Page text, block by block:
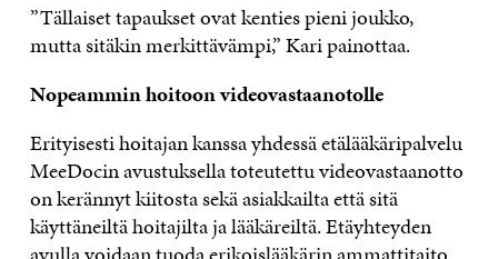
”Tällaiset tapaukset ovat kenties pieni joukko,
mutta sitäkin merkittävämpi,” Kari painottaa.
Nopeammin hoitoon videovastaanotolle
Erityisesti hoitajan kanssa yhdessä etälääkäripalvelu
MeeDocin avustuksella toteutettu videovastaanotto
on kerännyt kiitosta sekä asiakkailta että sitä
käyttäneiltä hoitajilta ja lääkäreiltä. Etäyhteyden